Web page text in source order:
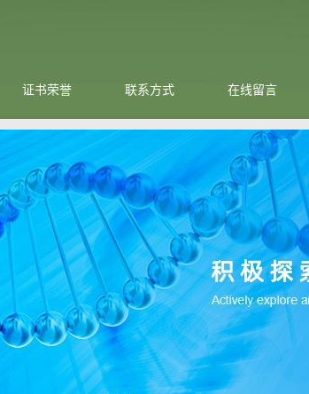
证书荣誉 联系方式 在线留言